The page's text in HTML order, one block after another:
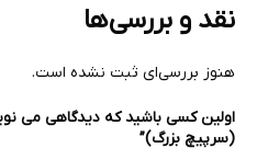
نقد و بررسی‌ها
هنوز بررسی‌ای ثبت نشده است.
(سرپیچ بزرگ)”